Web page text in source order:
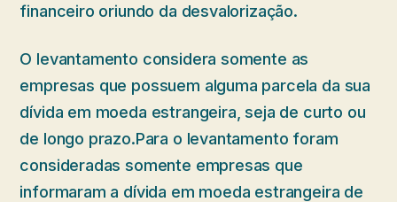
financeiro oriundo da desvalorização.
O levantamento considera somente as
empresas que possuem alguma parcela da sua
dívida em moeda estrangeira, seja de curto ou
de longo prazo.Para o levantamento foram
consideradas somente empresas que
informaram a dívida em moeda estrangeira de